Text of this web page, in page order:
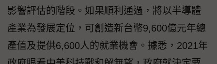
影響評估的階段。如果順利通過，將以半導體
產業為發展定位，可創造新台幣9,600億元年總
產值及提供6,600人的就業機會。據悉，2021年